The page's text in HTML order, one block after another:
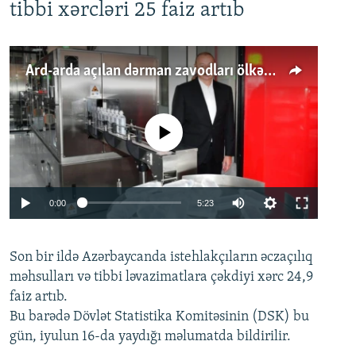
tibbi xərcləri 25 faiz artıb
Ard-arda açılan dərman zavodları ölkənin tələbatını ödəyirmi?
Auto 240p 360p 480p
720p 1080p
No media source currently available
0:00 5:23
360p
480p
720p
1080p
Son bir ildə Azərbaycanda istehlakçıların əczaçılıq
məhsulları və tibbi ləvazimatlara çəkdiyi xərc 24,9
faiz artıb.
Bu barədə Dövlət Statistika Komitəsinin (DSK) bu
gün, iyulun 16-da yaydığı məlumatda bildirilir.